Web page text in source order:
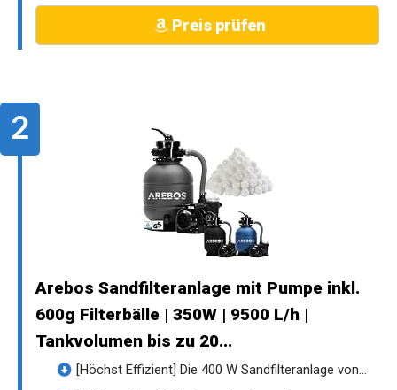
Preis prüfen
Arebos Sandfilteranlage mit Pumpe inkl.
600g Filterbälle | 350W | 9500 L/h |
Tankvolumen bis zu 20...
[Höchst Effizient] Die 400 W Sandfilteranlage von...